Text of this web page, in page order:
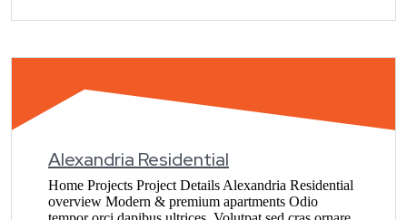
Alexandria Residential
Home Projects Project Details Alexandria Residential
overview Modern & premium apartments Odio